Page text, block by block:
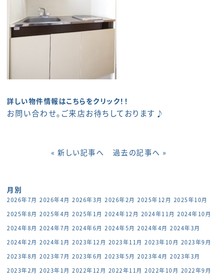
詳しい物件情報はこちらをクリック！！
お問い合わせ。ご来店お待ちしております♪
« 新しい記事へ 過去の記事へ »
月別
2026年7月 2026年4月 2026年3月 2026年2月 2025年12月 2025年10月
2025年8月 2025年4月 2025年1月 2024年12月 2024年11月 2024年10月
2024年8月 2024年7月 2024年6月 2024年5月 2024年4月 2024年3月
2024年2月 2024年1月 2023年12月 2023年11月 2023年10月 2023年9月
2023年8月 2023年7月 2023年6月 2023年5月 2023年4月 2023年3月
2023年2月 2023年1月 2022年12月 2022年11月 2022年10月 2022年9月